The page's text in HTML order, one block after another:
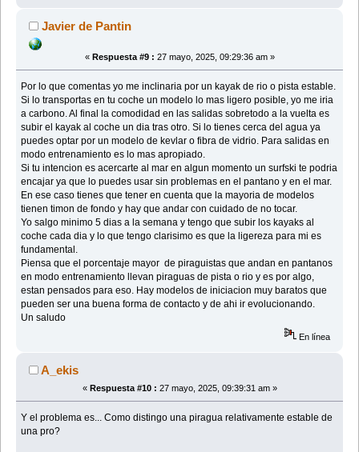
Javier de Pantin
« Respuesta #9 : 27 mayo, 2025, 09:29:36 am »
Por lo que comentas yo me inclinaria por un kayak de rio o pista estable.
Si lo transportas en tu coche un modelo lo mas ligero posible, yo me iria
a carbono. Al final la comodidad en las salidas sobretodo a la vuelta es
subir el kayak al coche un dia tras otro. Si lo tienes cerca del agua ya
puedes optar por un modelo de kevlar o fibra de vidrio. Para salidas en
modo entrenamiento es lo mas apropiado.
Si tu intencion es acercarte al mar en algun momento un surfski te podria
encajar ya que lo puedes usar sin problemas en el pantano y en el mar.
En ese caso tienes que tener en cuenta que la mayoria de modelos
tienen timon de fondo y hay que andar con cuidado de no tocar.
Yo salgo minimo 5 dias a la semana y tengo que subir los kayaks al
coche cada dia y lo que tengo clarisimo es que la ligereza para mi es
fundamental.
Piensa que el porcentaje mayor de piraguistas que andan en pantanos
en modo entrenamiento llevan piraguas de pista o rio y es por algo,
estan pensados para eso. Hay modelos de iniciacion muy baratos que
pueden ser una buena forma de contacto y de ahi ir evolucionando.
Un saludo
En línea
A_ekis
« Respuesta #10 : 27 mayo, 2025, 09:39:31 am »
Y el problema es... Como distingo una piragua relativamente estable de
una pro?